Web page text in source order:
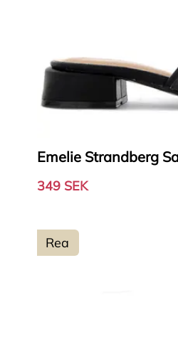
Emelie Strandberg
349 SEK
Rea